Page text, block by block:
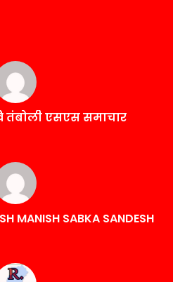
तंबोली एसएस समाचार
MANISH SABKA SANDESH